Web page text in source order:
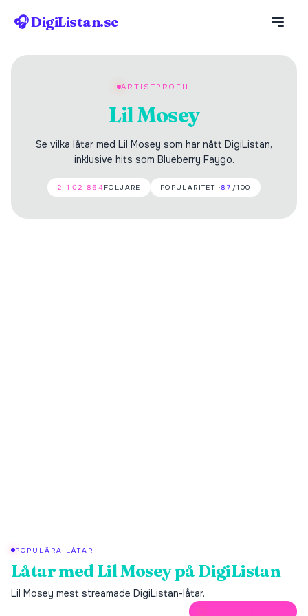
🎧 DigiListan.se
ARTISTPROFIL
Lil Mosey
Se vilka låtar med Lil Mosey som har nått DigiListan,
inklusive hits som Blueberry Faygo.
2 102 864 FÖLJARE POPULARITET ·87 /100
POPULÄRA LÅTAR
Låtar medLil Moseypå DigiListan
Lil Mosey mest streamade DigiListan-låtar.